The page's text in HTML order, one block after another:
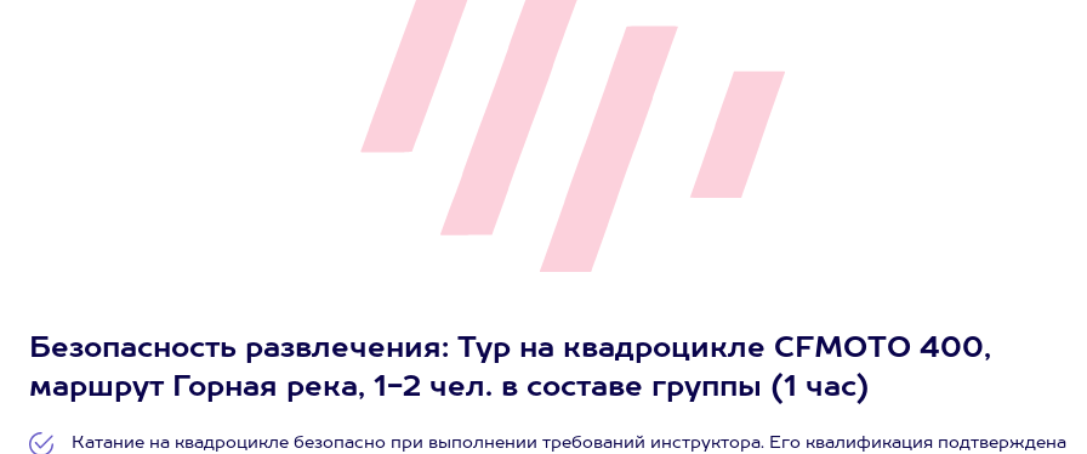
Безопасность развлечения: Тур на квадроцикле CFMOTO 400,
маршрут Горная река, 1-2 чел. в составе группы (1 час)
Катание на квадроцикле безопасно при выполнении требований инструктора. Его квалификация подтверждена